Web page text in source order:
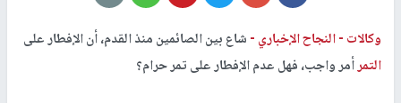
وكالات -النجاح الإخباري -شاع بين الصائمين منذ القدم، أن الإفطار على
التمرأمر واجب، فهل عدم الإفطار على تمر حرام؟